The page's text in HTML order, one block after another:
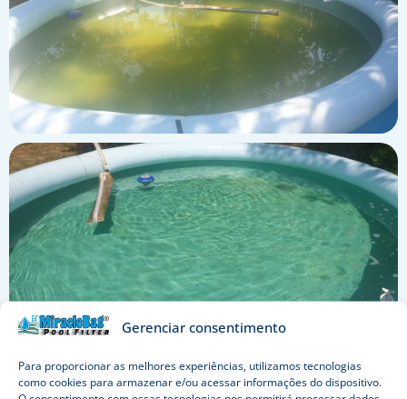
Gerenciar consentimento
Para proporcionar as melhores experiências, utilizamos tecnologias
como cookies para armazenar e/ou acessar informações do dispositivo.